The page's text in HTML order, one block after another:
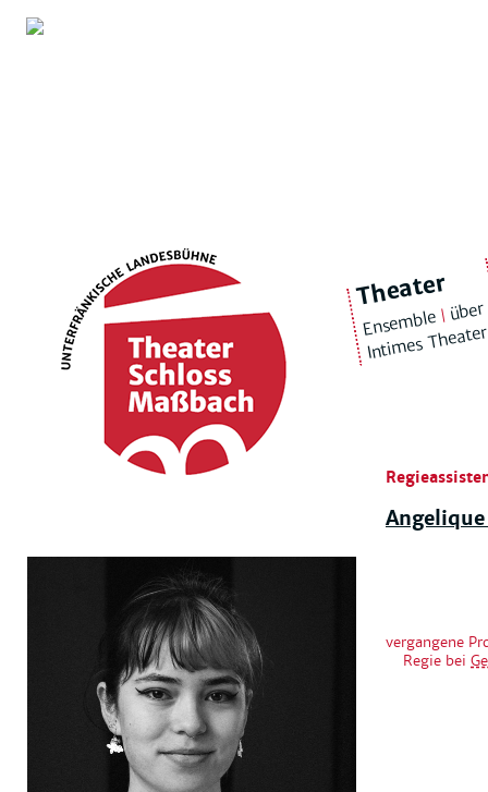
vergangene
Regie bei
Theater
Ensemble|
Intimes Theater